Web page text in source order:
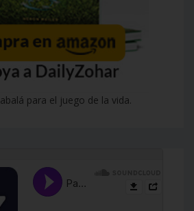
para el juego de la vida.